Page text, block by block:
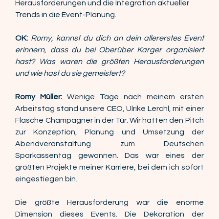
Herausforderungen und die Integration aktueller
Trends in die Event-Planung.
OK: Romy, kannst du dich an dein allererstes Event
erinnern, dass du bei Oberüber Karger organisiert
hast? Was waren die größten Herausforderungen
und wie hast du sie gemeistert?
Romy Müller: Wenige Tage nach meinem ersten
Arbeitstag stand unsere CEO, Ulrike Lerchl, mit einer
Flasche Champagner in der Tür. Wir hatten den Pitch
zur Konzeption, Planung und Umsetzung der
Abendveranstaltung zum Deutschen
Sparkassentag gewonnen. Das war eines der
größten Projekte meiner Karriere, bei dem ich sofort
eingestiegen bin.
Die größte Herausforderung war die enorme
Dimension dieses Events. Die Dekoration der